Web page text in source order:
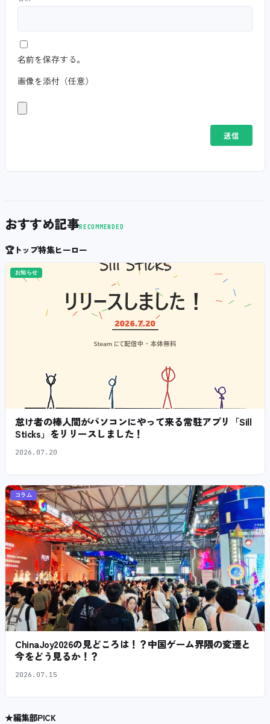
名前を保存する。
画像を添付（任意）
おすすめ記事RECOMMENDED
🏆トップ特集ヒーロー
お知らせ
怠け者の棒人間がパソコンにやって来る常駐アプリ「Sill
Sticks」をリリースしました！
2026.07.20
コラム
ChinaJoy2026の見どころは！？中国ゲーム界隈の変遷と
今をどう見るか！？
2026.07.15
★編集部PICK